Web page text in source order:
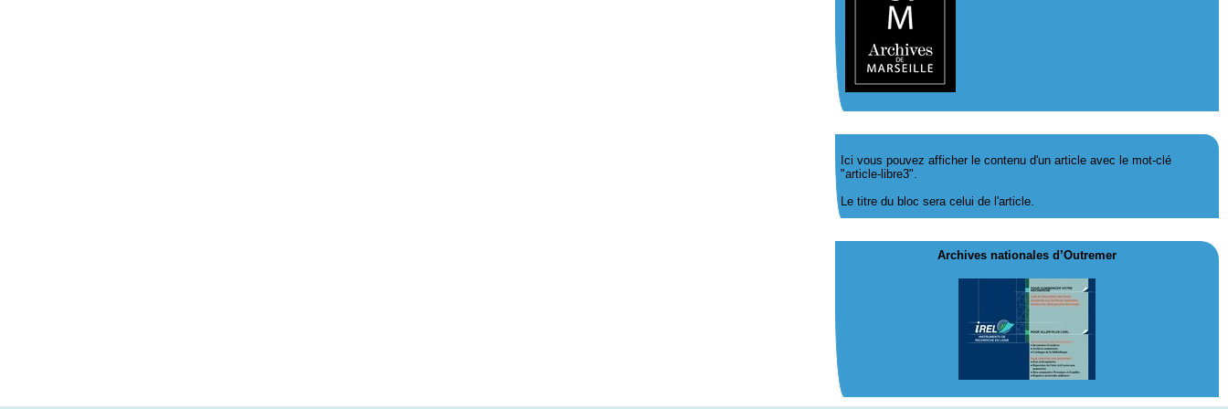
Ici vous pouvez afficher le contenu d'un article avec le mot-clé
"article-libre3".
Le titre du bloc sera celui de l'article.
Archives nationales d’Outremer